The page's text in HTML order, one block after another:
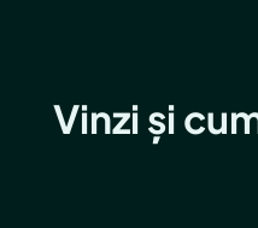
Vinzi și